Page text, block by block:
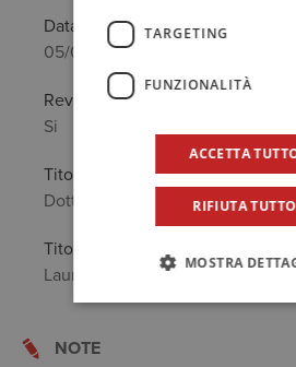
Data prima iscrizione
05/05/1994
Revisore legale
Si
Titolo Professionale
Dottore Commercialista
Titolo di Studio
Laurea in: Economia e Commercio
NOTE
TARGETING
FUNZIONALITÀ
ACCETTA
RIFIUTA TUTTO
MOSTRA